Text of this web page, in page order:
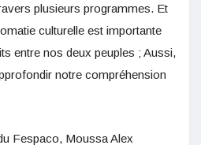
plusieurs programmes. Et
culturelle est importante
entre nos deux peuples ; Aussi,
notre compréhension
Fespaco, Moussa Alex